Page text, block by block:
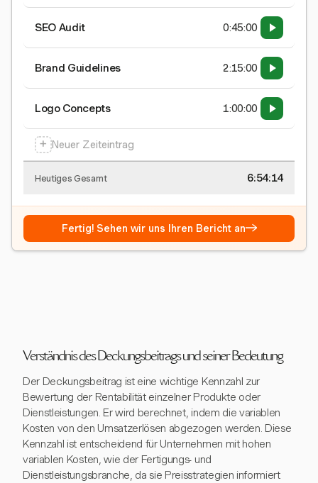
SEO Audit 0:45:00
Brand Guidelines 2:15:00
Logo Concepts 1:00:00
+ Neuer Zeiteintrag
Heutiges Gesamt 6:54:15
Fertig! Sehen wir uns Ihren Bericht an→
Verständnis des Deckungsbeitrags und seiner Bedeutung
Der Deckungsbeitrag ist eine wichtige Kennzahl zur
Bewertung der Rentabilität einzelner Produkte oder
Dienstleistungen. Er wird berechnet, indem die variablen
Kosten von den Umsatzerlösen abgezogen werden. Diese
Kennzahl ist entscheidend für Unternehmen mit hohen
variablen Kosten, wie der Fertigungs- und
Dienstleistungsbranche, da sie Preisstrategien informiert